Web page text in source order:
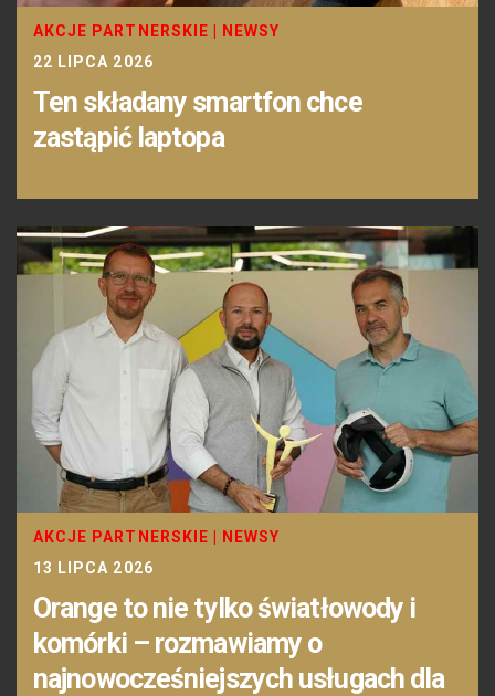
AKCJE PARTNERSKIE
NEWSY
22 LIPCA 2026
Ten składany smartfon chce
zastąpić laptopa
AKCJE PARTNERSKIE
NEWSY
13 LIPCA 2026
Orange to nie tylko światłowody i
komórki – rozmawiamy o
najnowocześniejszych usługach dla